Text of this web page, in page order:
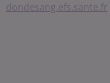
dondesang.efs.sante.fr